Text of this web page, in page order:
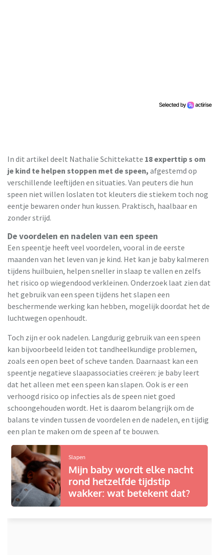
In dit artikel deelt Nathalie Schittekatte 18 experttip s om
je kind te helpen stoppen met de speen, afgestemd op
verschillende leeftijden en situaties. Van peuters die hun
speen niet willen loslaten tot kleuters die stiekem toch nog
eentje bewaren onder hun kussen. Praktisch, haalbaar en
zonder strijd.
De voordelen en nadelen van een speen
Een speentje heeft veel voordelen, vooral in de eerste
maanden van het leven van je kind. Het kan je baby kalmeren
tijdens huilbuien, helpen sneller in slaap te vallen en zelfs
het risico op wiegendood verkleinen. Onderzoek laat zien dat
het gebruik van een speen tijdens het slapen een
beschermende werking kan hebben, mogelijk doordat het de
luchtwegen openhoudt.
Toch zijn er ook nadelen. Langdurig gebruik van een speen
kan bijvoorbeeld leiden tot tandheelkundige problemen,
zoals een open beet of scheve tanden. Daarnaast kan een
speentje negatieve slaapassociaties creëren: je baby leert
dat het alleen met een speen kan slapen. Ook is er een
verhoogd risico op infecties als de speen niet goed
schoongehouden wordt. Het is daarom belangrijk om de
balans te vinden tussen de voordelen en de nadelen, en tijdig
een plan te maken om de speen af te bouwen.
Slapen
Mijn baby wordt elke nacht
rond hetzelfde tijdstip
wakker: wat betekent dat?